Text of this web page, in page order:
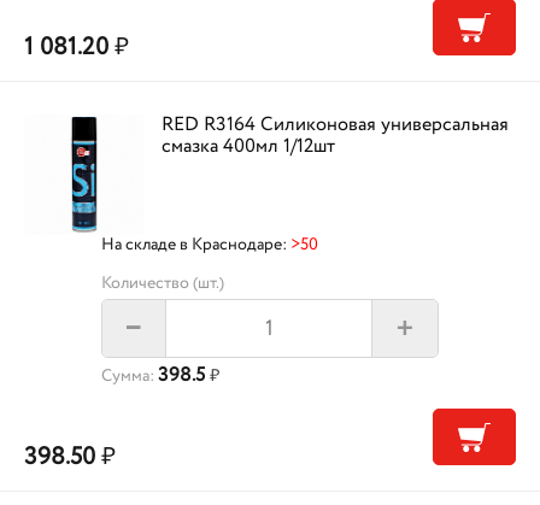
1 081.20₽
RED R3164 Силиконовая универсальная
смазка 400мл 1/12шт
На складе в Краснодаре: >50
Количество (шт.)
– +
Сумма: 398.5 ₽
398.50₽